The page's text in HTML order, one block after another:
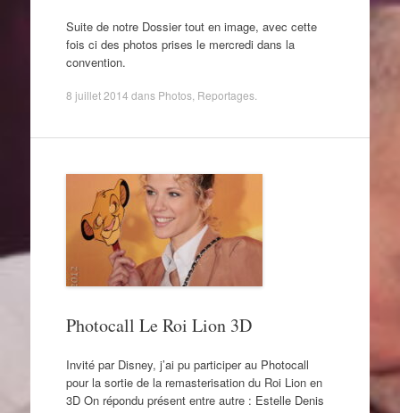
Suite de notre Dossier tout en image, avec cette
fois ci des photos prises le mercredi dans la
convention.
8 juillet 2014 dans Photos, Reportages.
Photocall Le Roi Lion 3D
Invité par Disney, j’ai pu participer au Photocall
pour la sortie de la remasterisation du Roi Lion en
3D On répondu présent entre autre : Estelle Denis